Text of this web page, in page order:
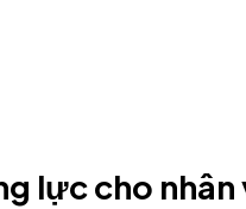
lực cho nhân